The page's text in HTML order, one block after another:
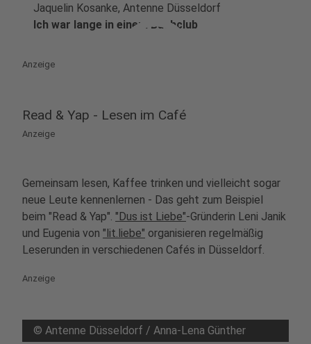
play_circle
Jaquelin Kosanke, Antenne Düsseldorf
Ich war lange in einem Buchclub
Anzeige
Read & Yap - Lesen im Café
Anzeige
Gemeinsam lesen, Kaffee trinken und vielleicht sogar
neue Leute kennenlernen - Das geht zum Beispiel
beim "Read & Yap". "Dus ist Liebe"-Gründerin Leni Janik
und Eugenia von "lit.liebe" organisieren regelmäßig
Leserunden in verschiedenen Cafés in Düsseldorf.
Anzeige
© Antenne Düsseldorf / Anna-Lena Günther